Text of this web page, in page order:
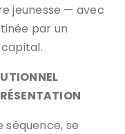
jeunesse — avec
par un
séquence, se